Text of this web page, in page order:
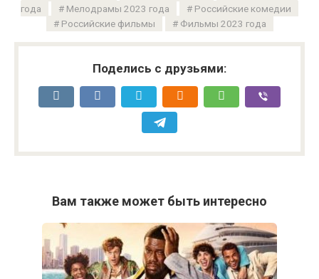
года Мелодрамы 2023 года
Российские комедии
Российские фильмы
Фильмы 2023 года
Поделись с друзьями:
Вам также может быть интересно